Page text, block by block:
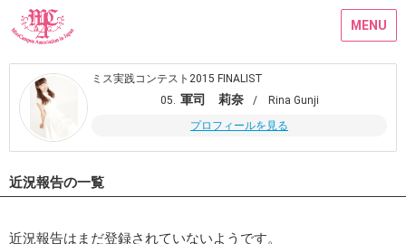
MENU
ミス実践コンテスト2015 FINALIST
05. 軍司 莉奈
/ Rina Gunji
プロフィールを見る
近況報告の一覧
近況報告はまだ登録されていないようです。